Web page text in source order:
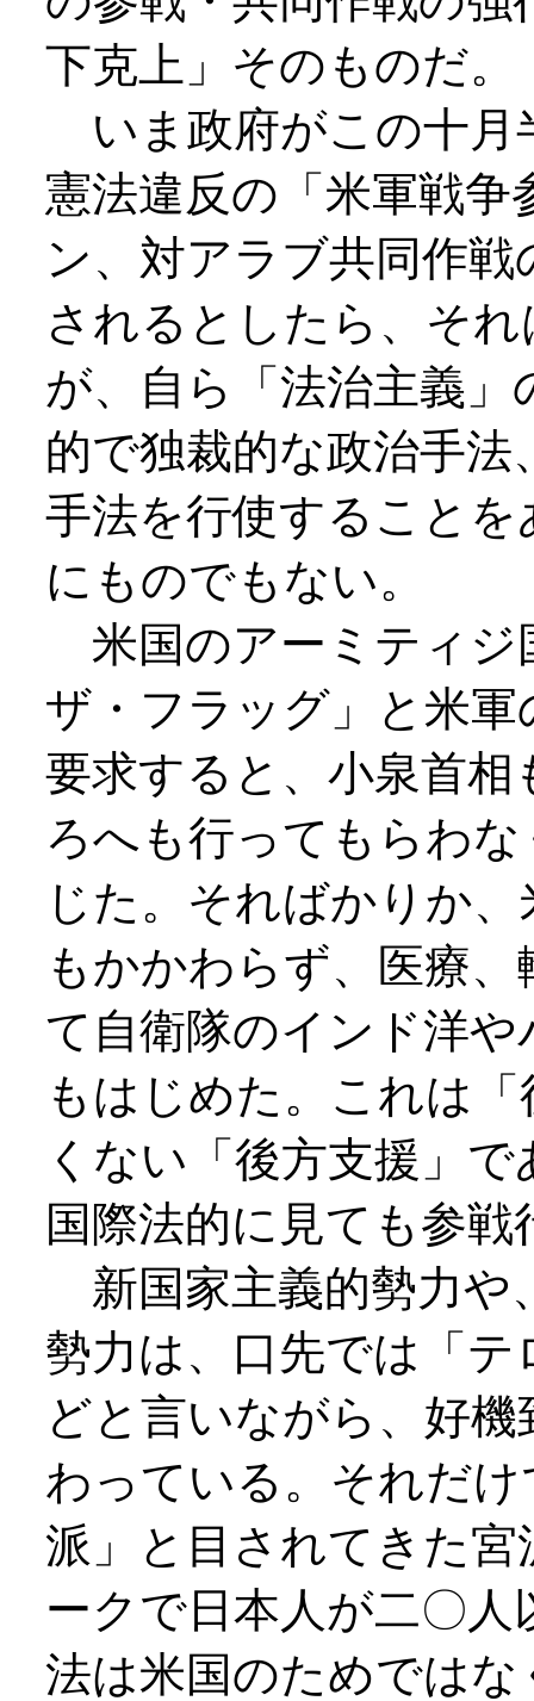
下克上」そのものだ。
いま政府がこの十月
憲法違反の「米軍戦
ン、対アラブ共同作
されるとしたら、そ
が、自ら「法治主義
的で独裁的な政治手
手法を行使すること
にものでもない。
米国のアーミティジ
ザ・フラッグ」と米
要求すると、小泉首
ろへも行ってもらわ
じた。そればかりか
もかかわらず、医療
て自衛隊のインド洋
もはじめた。これは
くない「後方支援」
国際法的に見ても参
新国家主義的勢力や
勢力は、口先では「
どと言いながら、好
わっている。それだ
派」と目されてきた
ークで日本人が二〇
法は米国のためでは